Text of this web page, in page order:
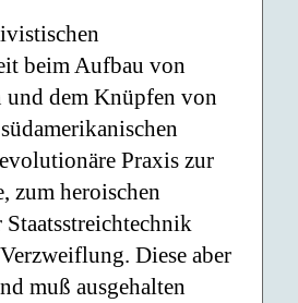
beim Aufbau von
und dem Knüpfen von
Praxis zur
zum heroischen
Diese aber
muß ausgehalten